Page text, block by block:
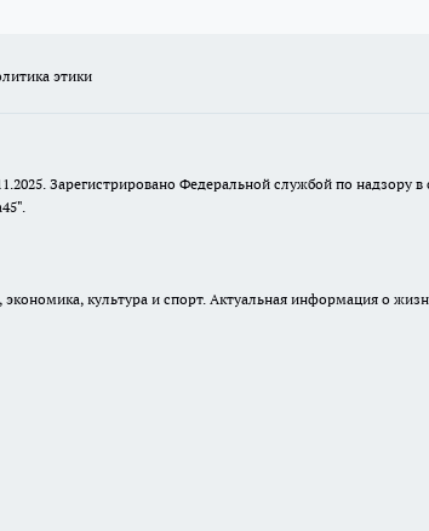
этики
Зарегистрировано Федеральной службой по надзору
культура и спорт. Актуальная информация о